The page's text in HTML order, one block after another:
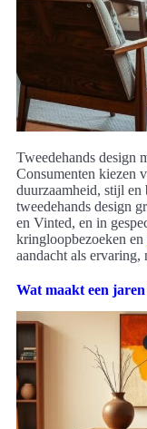
Tweedehands design
Consumenten kiezen
duurzaamheid, stijl en
tweedehands design
en Vinted, en in
kringloopbezoeken en
aandacht als
Wat maakt een